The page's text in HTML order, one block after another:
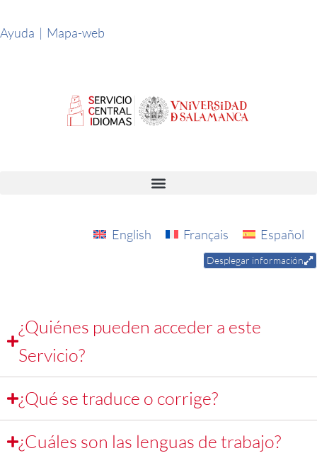
Ayuda | Mapa-web
English Français Español
Desplegar información
¿Quiénes pueden acceder a este
Servicio?
¿Qué se traduce o corrige?
¿Cuáles son las lenguas de trabajo?